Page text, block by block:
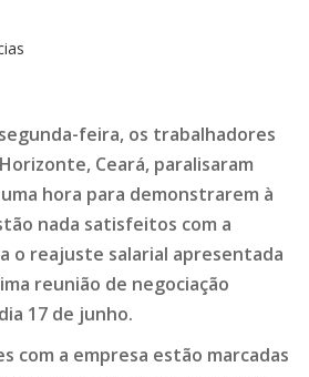
feira, os trabalhadores
Ceará, paralisaram
hora para demonstrarem à
nada satisfeitos com a
o reajuste salarial apresentada
reunião de negociação
17 de junho.
com a empresa estão marcadas